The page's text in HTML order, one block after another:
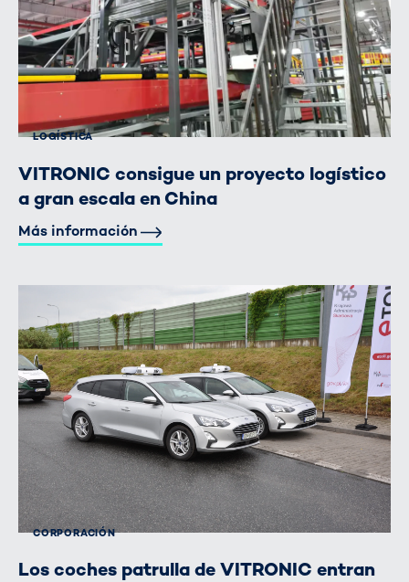
LOGÍSTICA
VITRONIC consigue un proyecto logístico
a gran escala en China
Más información
CORPORACIÓN
Los coches patrulla de VITRONIC entran